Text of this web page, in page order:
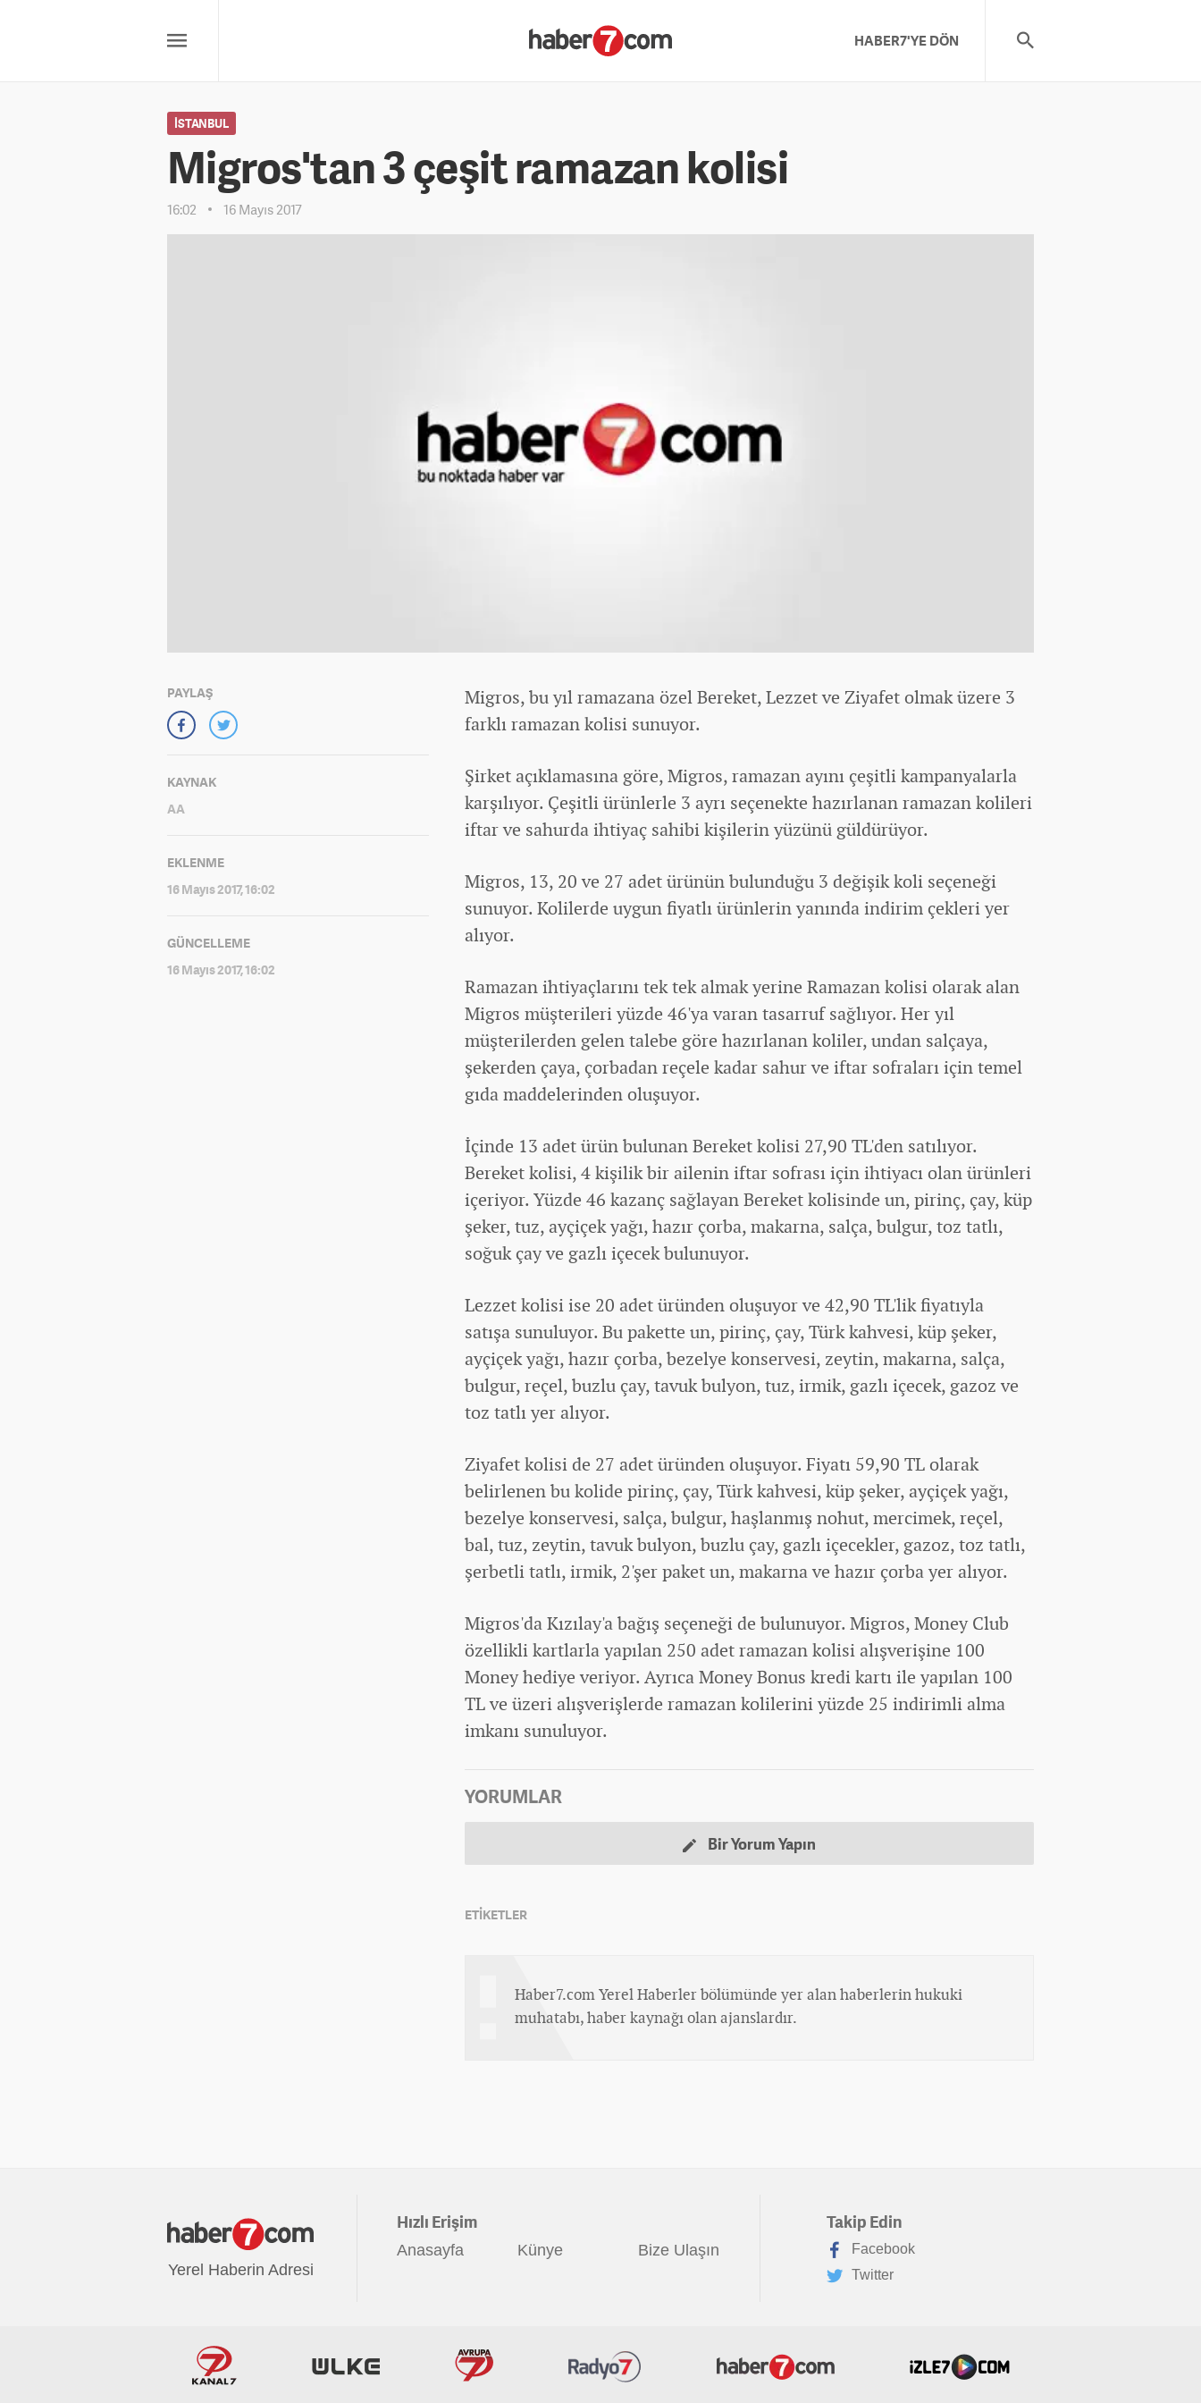
HABER7'YE DÖN
İSTANBUL
Migros'tan 3 çeşit ramazan kolisi
16:02 16 Mayıs 2017
PAYLAŞ
KAYNAK
AA
EKLENME
16 Mayıs 2017, 16:02
GÜNCELLEME
16 Mayıs 2017, 16:02
Migros, bu yıl ramazana özel Bereket, Lezzet ve Ziyafet olmak üzere 3
farklı ramazan kolisi sunuyor.
Şirket açıklamasına göre, Migros, ramazan ayını çeşitli kampanyalarla
karşılıyor. Çeşitli ürünlerle 3 ayrı seçenekte hazırlanan ramazan kolileri
iftar ve sahurda ihtiyaç sahibi kişilerin yüzünü güldürüyor.
Migros, 13, 20 ve 27 adet ürünün bulunduğu 3 değişik koli seçeneği
sunuyor. Kolilerde uygun fiyatlı ürünlerin yanında indirim çekleri yer
alıyor.
Ramazan ihtiyaçlarını tek tek almak yerine Ramazan kolisi olarak alan
Migros müşterileri yüzde 46'ya varan tasarruf sağlıyor. Her yıl
müşterilerden gelen talebe göre hazırlanan koliler, undan salçaya,
şekerden çaya, çorbadan reçele kadar sahur ve iftar sofraları için temel
gıda maddelerinden oluşuyor.
İçinde 13 adet ürün bulunan Bereket kolisi 27,90 TL'den satılıyor.
Bereket kolisi, 4 kişilik bir ailenin iftar sofrası için ihtiyacı olan ürünleri
içeriyor. Yüzde 46 kazanç sağlayan Bereket kolisinde un, pirinç, çay, küp
şeker, tuz, ayçiçek yağı, hazır çorba, makarna, salça, bulgur, toz tatlı,
soğuk çay ve gazlı içecek bulunuyor.
Lezzet kolisi ise 20 adet üründen oluşuyor ve 42,90 TL'lik fiyatıyla
satışa sunuluyor. Bu pakette un, pirinç, çay, Türk kahvesi, küp şeker,
ayçiçek yağı, hazır çorba, bezelye konservesi, zeytin, makarna, salça,
bulgur, reçel, buzlu çay, tavuk bulyon, tuz, irmik, gazlı içecek, gazoz ve
toz tatlı yer alıyor.
Ziyafet kolisi de 27 adet üründen oluşuyor. Fiyatı 59,90 TL olarak
belirlenen bu kolide pirinç, çay, Türk kahvesi, küp şeker, ayçiçek yağı,
bezelye konservesi, salça, bulgur, haşlanmış nohut, mercimek, reçel,
bal, tuz, zeytin, tavuk bulyon, buzlu çay, gazlı içecekler, gazoz, toz tatlı,
şerbetli tatlı, irmik, 2'şer paket un, makarna ve hazır çorba yer alıyor.
Migros'da Kızılay'a bağış seçeneği de bulunuyor. Migros, Money Club
özellikli kartlarla yapılan 250 adet ramazan kolisi alışverişine 100
Money hediye veriyor. Ayrıca Money Bonus kredi kartı ile yapılan 100
TL ve üzeri alışverişlerde ramazan kolilerini yüzde 25 indirimli alma
imkanı sunuluyor.
YORUMLAR
Bir Yorum Yapın
ETİKETLER
Haber7.com Yerel Haberler bölümünde yer alan haberlerin hukuki
muhatabı, haber kaynağı olan ajanslardır.
Yerel Haberin Adresi
Hızlı Erişim
Anasayfa Künye Bize Ulaşın
Takip Edin
Facebook
Twitter
Haber7